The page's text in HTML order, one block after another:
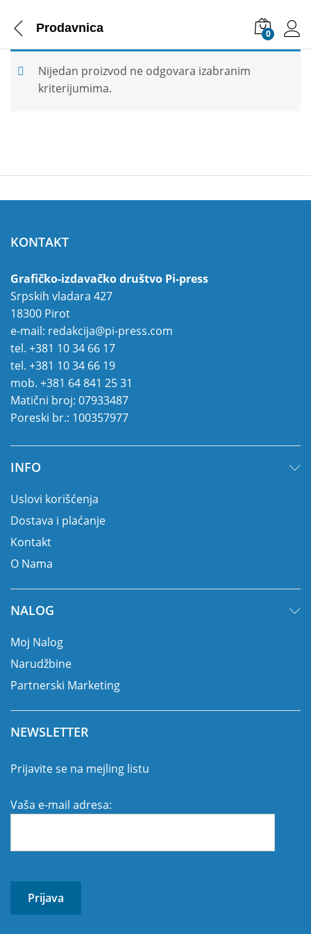
Prodavnica 0
Nijedan proizvod ne odgovara izabranim
kriterijumima.
KONTAKT
Grafičko-izdavačko društvo Pi-press
Srpskih vladara 427
18300 Pirot
e-mail: redakcija@pi-press.com
tel. +381 10 34 66 17
tel. +381 10 34 66 19
mob. +381 64 841 25 31
Matični broj: 07933487
Poreski br.: 100357977
INFO
Uslovi korišćenja
Dostava i plaćanje
Kontakt
O Nama
NALOG
Moj Nalog
Narudžbine
Partnerski Marketing
NEWSLETTER
Prijavite se na mejling listu
Vaša e-mail adresa: